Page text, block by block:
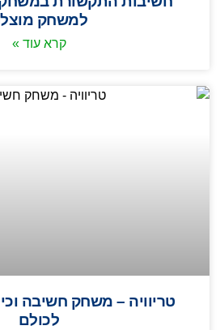
למשחק
קרא עוד »
טריוויה – משחק חשיבה
לכולם